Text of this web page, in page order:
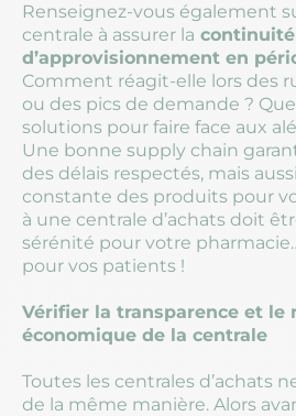
Renseignez-vous également
centrale à assurer la continuité
d’approvisionnement en
Comment réagit-elle lors des
ou des pics de demande ?
solutions pour faire face aux
Une bonne supply chain
des délais respectés, mais
constante des produits pour
à une centrale d’achats doit
sérénité pour votre
pour vos patients !
Vérifier la transparence et le
économique de la centrale
Toutes les centrales d’achats
de la même manière. Alors